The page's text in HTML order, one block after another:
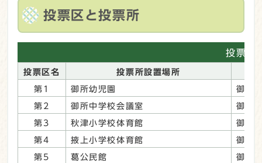
投票区と投票所
投票所
投票区名 投票所設置場所
第1 御所幼児園 御所
第2 御所中学校会議室 御所
第3 秋津小学校体育館 御所
第4 掖上小学校体育館 御所
第5 葛公民館 御所